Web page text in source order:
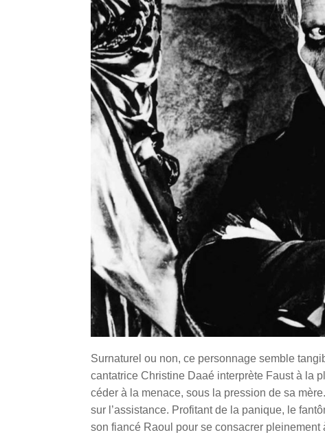
Surnaturel ou non, ce personnage semble
cantatrice Christine Daaé interprète Faust à la
céder à la menace, sous la pression de sa
sur l’assistance. Profitant de la panique, le
son fiancé Raoul pour se consacrer